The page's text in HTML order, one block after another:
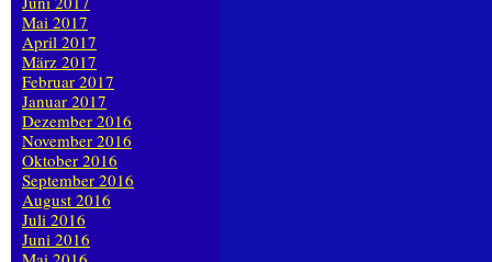
Mai 2017
April 2017
März 2017
Februar 2017
Januar 2017
Dezember 2016
November 2016
Oktober 2016
September 2016
August 2016
Juli 2016
Juni 2016